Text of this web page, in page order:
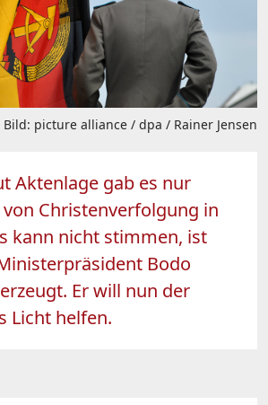
Bild: picture alliance / dpa / Rainer Jensen
Aktenlage gab es nur
Christenverfolgung in
kann nicht stimmen, ist
Bodo
Er will nun der
Licht helfen.